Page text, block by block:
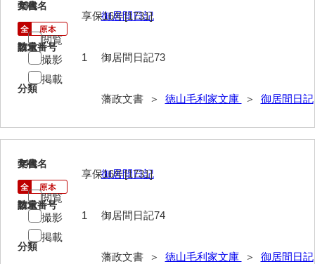
総触書抜
御新宅日記
福間隆廉自記
元寛日記
73
文書名
御居間日記
請求番号
御居間日記73
分類
藩政文書 ＞ 徳山毛利家文庫 ＞ 御居間日記
年代
享保16年[1731]
数量
1
閲覧
撮影
掲載
74
文書名
御居間日記
請求番号
御居間日記74
分類
藩政文書 ＞ 徳山毛利家文庫 ＞ 御居間日記
年代
享保16年[1731]
数量
1
閲覧
撮影
掲載